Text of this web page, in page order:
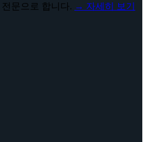
문으로 합니다. → 자세히 보기